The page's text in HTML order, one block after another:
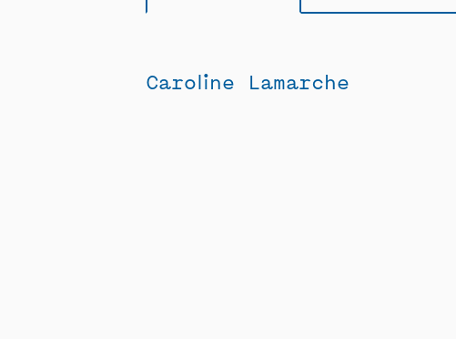
Caroline Lamarche